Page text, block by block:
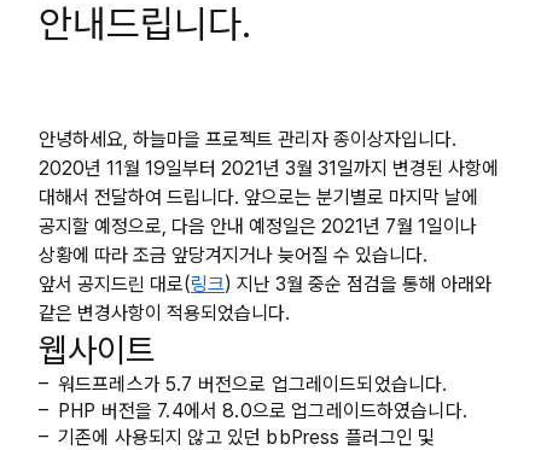
안내드립니다.
안녕하세요, 하늘마을 프로젝트 관리자 종이상자입니다.
2020년 11월 19일부터 2021년 3월 31일까지 변경된 사항에
대해서 전달하여 드립니다. 앞으로는 분기별로 마지막 날에
공지할 예정으로, 다음 안내 예정일은 2021년 7월 1일이나
상황에 따라 조금 앞당겨지거나 늦어질 수 있습니다.
앞서 공지드린 대로(링크) 지난 3월 중순 점검을 통해 아래와
같은 변경사항이 적용되었습니다.
웹사이트
워드프레스가 5.7 버전으로 업그레이드되었습니다.
PHP 버전을 7.4에서 8.0으로 업그레이드하였습니다.
기존에 사용되지 않고 있던 bbPress 플러그인 및